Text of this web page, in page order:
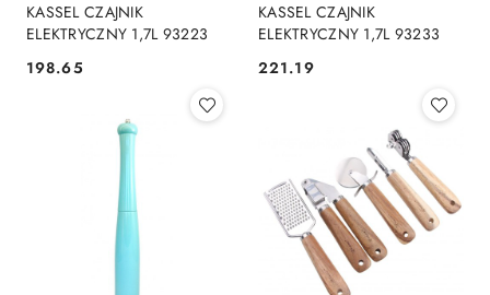
KASSEL CZAJNIK
ELEKTRYCZNY 1,7L 93223
Cena:
198.65
KASSEL CZAJNIK
ELEKTRYCZNY 1,7L 93233
Cena:
221.19